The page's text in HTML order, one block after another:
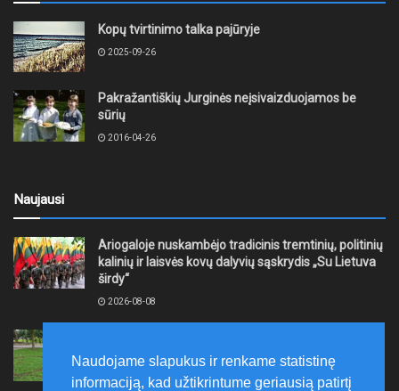
Kopų tvirtinimo talka pajūryje
2025-09-26
Pakražantiškių Jurginės neįsivaizduojamos be
sūrių
2016-04-26
Naujausi
Ariogaloje nuskambėjo tradicinis tremtinių, politinių
kalinių ir laisvės kovų dalyvių sąskrydis „Su Lietuva
širdy“
2026-08-08
laikytis Kelių eismo taisyklių, tausoti aplinką
2026-08-08
Naudojame slapukus ir renkame statistinę
informaciją, kad užtikrintume geriausią patirtį